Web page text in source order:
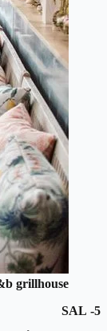
grillhouse
5- SAL